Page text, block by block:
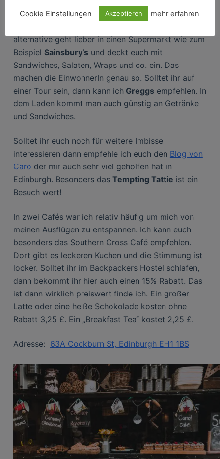
Restaurants sind in Edinburgh sehr teuer. Deswegen
alternative geht lieber in einen Supermarkt wie zum
Beispiel Sainsbury’sund deckt euch mit
Sandwiches, Salaten, Wraps und co. ein. Das
machen die EinwohnerIn genau so. Solltet ihr auf
einer Tour sein, dann kann ich Greggsempfehlen. In
dem Laden kommt man auch günstig an Getränke
und Sandwiches.
Solltet ihr euch noch für weitere Imbisse
interessieren dann empfehle ich euch den Blog von
Caro der mir auch sehr viel geholfen hat in
Edinburgh. Besonders das Tempting Tattie ist ein
Besuch wert!
In zwei Cafés war ich relativ häufig um mich von
meinen Ausflügen zu entspannen. Ich kann euch
besonders das Southern Cross Café empfehlen.
Dort gibt es leckeren Kuchen und die Stimmung ist
locker. Solltet ihr im Backpackers Hostel schlafen,
dann bekommt ihr hier auch einen 15% Rabatt. Das
ist dann wirklich preiswert finde ich. Ein großer
Latte oder eine heiße Schokolade kosten ohne
Rabatt 3,25 £. Ein „Breakfast Tea“ kostet 2,25 £.
Adresse: 63A Cockburn St, Edinburgh EH1 1BS
Cookie Einstellungen Akzeptieren mehr erfahren